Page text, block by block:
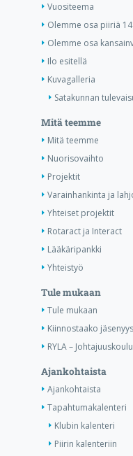
Vuositeema
Olemme osa piiriä
Olemme osa
Ilo esitellä
Kuvagalleria
Satakunnan
Mitä teemme
Mitä teemme
Nuorisovaihto
Projektit
Varainhankinta ja
Yhteiset projektit
Rotaract ja Interact
Lääkäripankki
Yhteistyö
Tule mukaan
Tule mukaan
Kiinnostaako
RYLA –
Ajankohtaista
Ajankohtaista
Tapahtumakalenteri
Klubin kalenteri
Piirin kalenteriin